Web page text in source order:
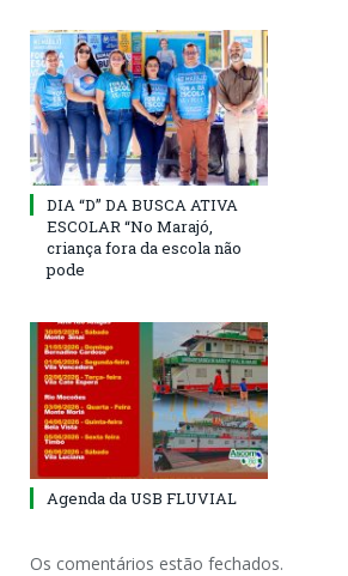
DIA “D” DA BUSCA ATIVA
ESCOLAR “No Marajó,
criança fora da escola não
pode
Agenda da USB FLUVIAL
Os comentários estão fechados.